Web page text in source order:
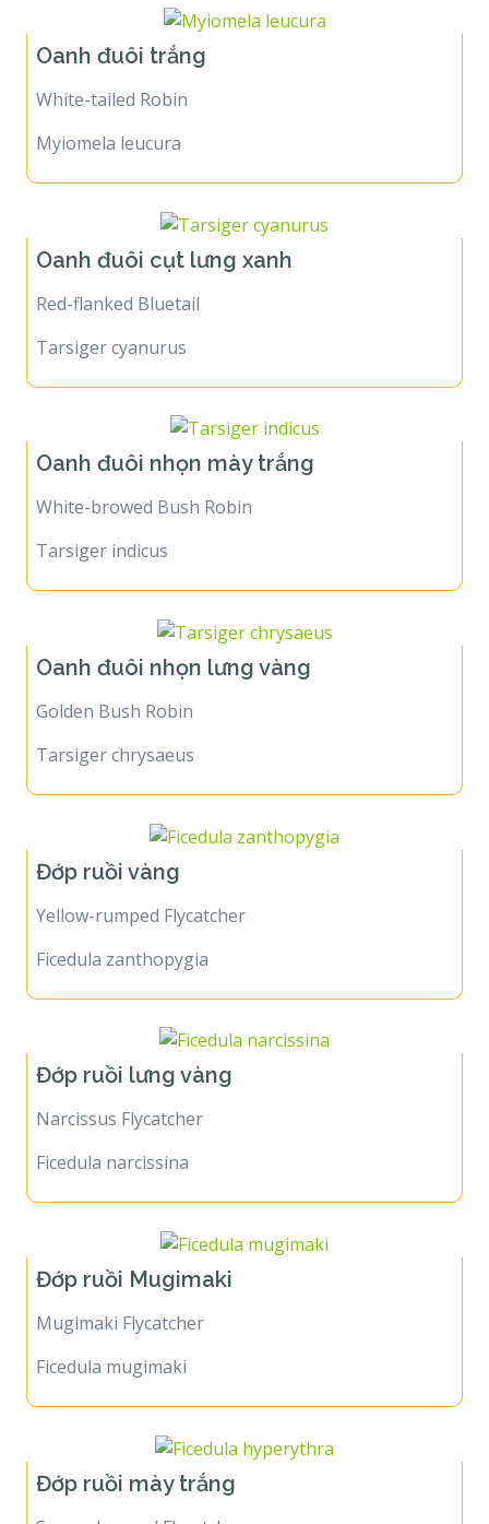
Oanh đuôi trắng
White-tailed Robin
Myiomela leucura
Oanh đuôi cụt lưng xanh
Red-flanked Bluetail
Tarsiger cyanurus
Oanh đuôi nhọn mày trắng
White-browed Bush Robin
Tarsiger indicus
Oanh đuôi nhọn lưng vàng
Golden Bush Robin
Tarsiger chrysaeus
Đớp ruồi vàng
Yellow-rumped Flycatcher
Ficedula zanthopygia
Đớp ruồi lưng vàng
Narcissus Flycatcher
Ficedula narcissina
Đớp ruồi Mugimaki
Mugimaki Flycatcher
Ficedula mugimaki
Đớp ruồi mày trắng